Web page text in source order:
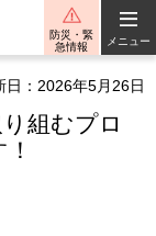
防災・緊
急情報
メニュー
日：2026年5月26日
組むプロ